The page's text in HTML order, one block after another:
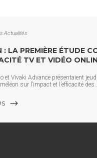
Actualités
: LA PREMIÈRE ÉTUDE
TV ET VIDÉO
et Vivaki Advance présentaient
sur l’impact et l’efficacité des